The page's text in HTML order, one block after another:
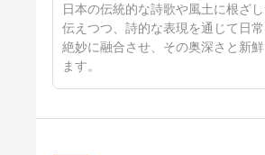
日本の伝統的な詩歌や風土に根ざ
伝えつつ、詩的な表現を通じて日
絶妙に融合させ、その奥深さと新
ます。